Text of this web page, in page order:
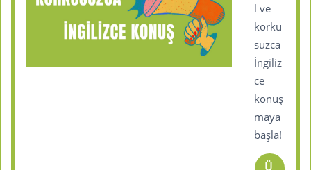
l ve
korku
suzca
İngiliz
ce
konuş
maya
başla!
Ü